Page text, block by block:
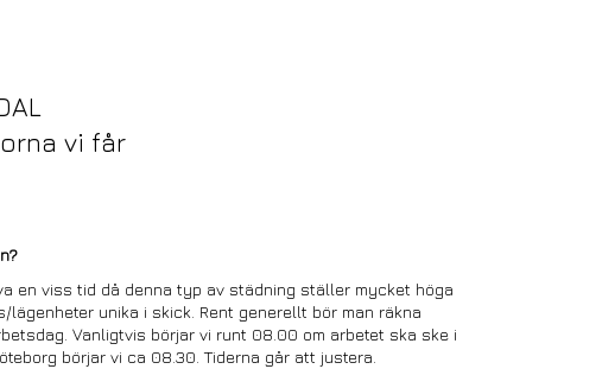
vi får
en viss tid då denna typ av städning ställer mycket höga
lägenheter unika i skick. Rent generellt bör man räkna
Vanligtvis börjar vi runt 08.00 om arbetet ska ske i
börjar vi ca 08.30. Tiderna går att justera.